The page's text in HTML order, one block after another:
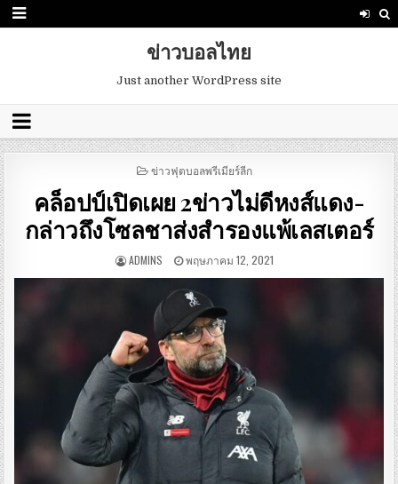
ข่าวบอลไทย
Just another WordPress site
POSTED
ข่าวฟุตบอลพรีเมียร์ลีก
คล็อปป์เปิดเผย 2ข่าวไม่ดีหงส์แดง-
กล่าวถึงโซลชาส่งสำรองแพ้เลสเตอร์
ADMINS พฤษภาคม 12, 2021